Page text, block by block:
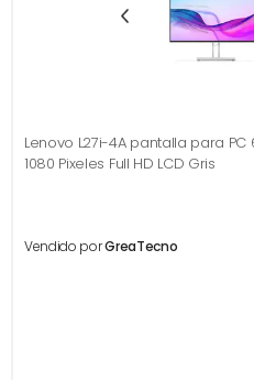
Lenovo L27i-4A pantalla para PC
1080 Pixeles Full HD LCD Gris
Vendido porGreaTecno